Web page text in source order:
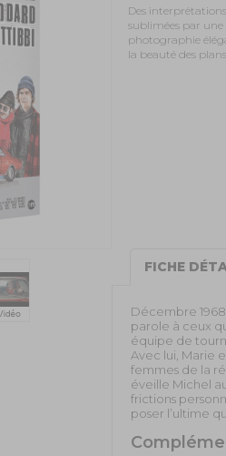
Des
sublimées par
photographie
la beauté des
FICHE
Décembre
parole à ceux
équipe de
Avec lui, Marie
femmes de la
éveille Michel
frictions
poser l’ultime